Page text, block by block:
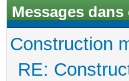
Messages dans
Construction
RE: